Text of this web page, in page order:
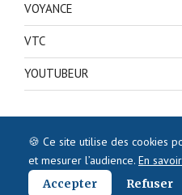
VOYANCE
VTC
YOUTUBEUR
🍪 Ce site utilise des cookies
et mesurer l’audience. En
Accepter
Refuser